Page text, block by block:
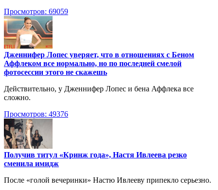
Просмотров: 69059
Дженнифер Лопес уверяет, что в отношениях с Беном
Аффлеком все нормально, но по последней смелой
фотосессии этого не скажешь
Действительно, у Дженнифер Лопес и бена Аффлека все
сложно.
Просмотров: 49376
Получив титул «Кринж года», Настя Ивлеева резко
сменила имидж
После «голой вечеринки» Настю Ивлееву припекло серьезно.